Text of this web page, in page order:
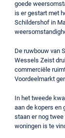
goede
is er gestart met
Schildershof in
De ruwbouw van
Wessels Zeist
commerciële
Voordeelmarkt
In het tweede
aan de kopers en
staan er nog
woningen is te